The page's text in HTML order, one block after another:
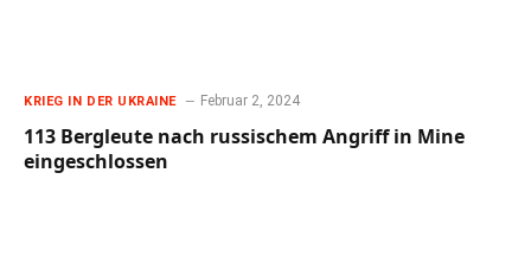
KRIEG IN DER UKRAINE Februar 2, 2024
113 Bergleute nach russischem Angriff in Mine
eingeschlossen